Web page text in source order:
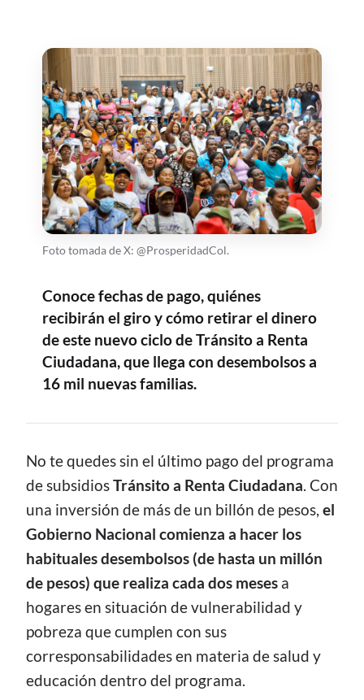
Foto tomada de X: @ProsperidadCol.
Conoce fechas de pago, quiénes
recibirán el giro y cómo retirar el dinero
de este nuevo ciclo de Tránsito a Renta
Ciudadana, que llega con desembolsos a
16 mil nuevas familias.
CONTENIDO
No te quedes sin el último pago del programa
de subsidiosTránsito a Renta Ciudadana. Con
una inversión de más de un billón de pesos, el
Gobierno Nacional comienza a hacer los
habitualesdesembolsos (de hasta un millón
de pesos) que realiza cada dos meses a
hogares en situación de vulnerabilidad y
pobreza que cumplen con sus
corresponsabilidades en materia de salud y
educación dentro del programa.